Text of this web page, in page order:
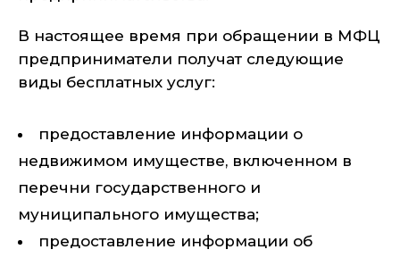
В настоящее время при обращении в МФЦ
предприниматели получат следующие
виды бесплатных услуг:
предоставление информации о
недвижимом имуществе, включенном в
перечни государственного и
муниципального имущества;
предоставление информации об